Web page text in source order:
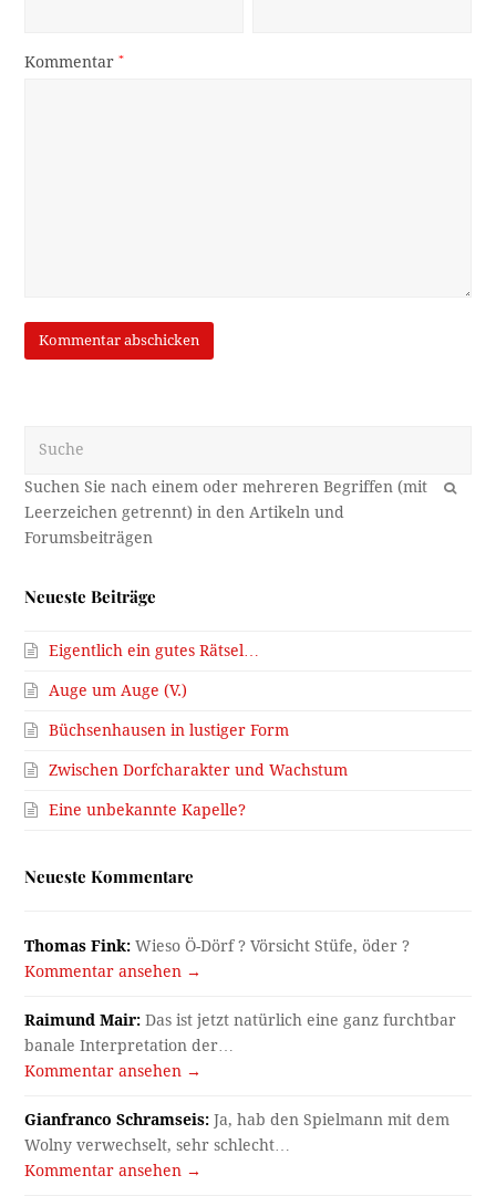
Kommentar*
OK
Neueste Beiträge
Eigentlich ein gutes Rätsel…
Auge um Auge (V.)
Büchsenhausen in lustiger Form
Zwischen Dorfcharakter und Wachstum
Eine unbekannte Kapelle?
Neueste Kommentare
Thomas Fink: Wieso Ö-Dörf ? Vörsicht Stüfe, öder ?
Kommentar ansehen →
Raimund Mair: Das ist jetzt natürlich eine ganz furchtbar
banale Interpretation der…
Kommentar ansehen →
Gianfranco Schramseis: Ja, hab den Spielmann mit dem
Wolny verwechselt, sehr schlecht…
Kommentar ansehen →